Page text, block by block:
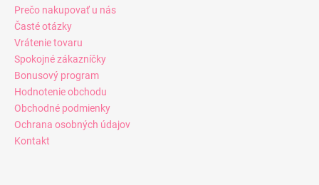
Prečo nakupovať u nás
Časté otázky
Vrátenie tovaru
Spokojné zákazníčky
Bonusový program
Hodnotenie obchodu
Obchodné podmienky
Ochrana osobných údajov
Kontakt